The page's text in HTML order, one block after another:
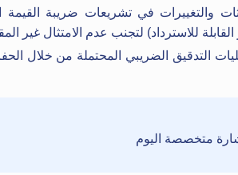
والتغييرات في تشريعات ضريبة
للاسترداد) لتجنب عدم الامتثال غير
التدقيق الضريبي المحتملة من خلال
متخصصة اليوم